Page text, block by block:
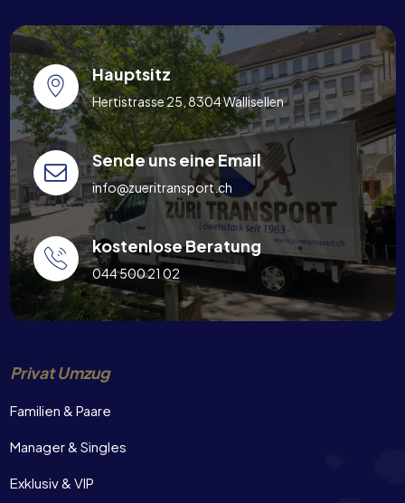
Hauptsitz
Hertistrasse 25, 8304 Wallisellen
Sende uns eine Email
info@zueritransport.ch
kostenlose Beratung
044 500 21 02
Privat Umzug
Familien & Paare
Manager & Singles
Exklusiv & VIP